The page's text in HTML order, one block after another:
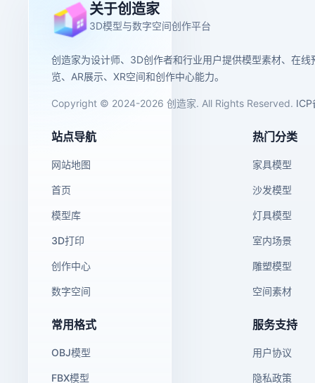
关于创造家
3D模型与数字空间创作平台
创造家为设计师、3D创作者和行业用户提供模型素材、在线
览、AR展示、XR空间和创作中心能力。
Copyright © 2024-2026 创造家. All Rights Reserved. ICP
站点导航
网站地图
首页
模型库
3D打印
创作中心
数字空间
热门分类
家具模型
沙发模型
灯具模型
室内场景
雕塑模型
空间素材
常用格式
OBJ模型
FBX模型
服务支持
用户协议
隐私政策